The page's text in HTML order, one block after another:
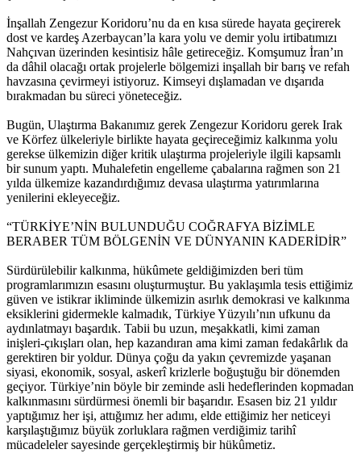
İnşallah Zengezur Koridoru’nu da en kısa sürede hayata geçirerek
dost ve kardeş Azerbaycan’la kara yolu ve demir yolu irtibatımızı
Nahçıvan üzerinden kesintisiz hâle getireceğiz. Komşumuz İran’ın
da dâhil olacağı ortak projelerle bölgemizi inşallah bir barış ve refah
havzasına çevirmeyi istiyoruz. Kimseyi dışlamadan ve dışarıda
bırakmadan bu süreci yöneteceğiz.
Bugün, Ulaştırma Bakanımız gerek Zengezur Koridoru gerek Irak
ve Körfez ülkeleriyle birlikte hayata geçireceğimiz kalkınma yolu
gerekse ülkemizin diğer kritik ulaştırma projeleriyle ilgili kapsamlı
bir sunum yaptı. Muhalefetin engelleme çabalarına rağmen son 21
yılda ülkemize kazandırdığımız devasa ulaştırma yatırımlarına
yenilerini ekleyeceğiz.
“TÜRKİYE’NİN BULUNDUĞU COĞRAFYA BİZİMLE
BERABER TÜM BÖLGENİN VE DÜNYANIN KADERİDİR”
Sürdürülebilir kalkınma, hükûmete geldiğimizden beri tüm
programlarımızın esasını oluşturmuştur. Bu yaklaşımla tesis ettiğimiz
güven ve istikrar ikliminde ülkemizin asırlık demokrasi ve kalkınma
eksiklerini gidermekle kalmadık, Türkiye Yüzyılı’nın ufkunu da
aydınlatmayı başardık. Tabii bu uzun, meşakkatli, kimi zaman
inişleri-çıkışları olan, hep kazandıran ama kimi zaman fedakârlık da
gerektiren bir yoldur. Dünya çoğu da yakın çevremizde yaşanan
siyasi, ekonomik, sosyal, askerî krizlerle boğuştuğu bir dönemden
geçiyor. Türkiye’nin böyle bir zeminde asli hedeflerinden kopmadan
kalkınmasını sürdürmesi önemli bir başarıdır. Esasen biz 21 yıldır
yaptığımız her işi, attığımız her adımı, elde ettiğimiz her neticeyi
karşılaştığımız büyük zorluklara rağmen verdiğimiz tarihî
mücadeleler sayesinde gerçekleştirmiş bir hükûmetiz.